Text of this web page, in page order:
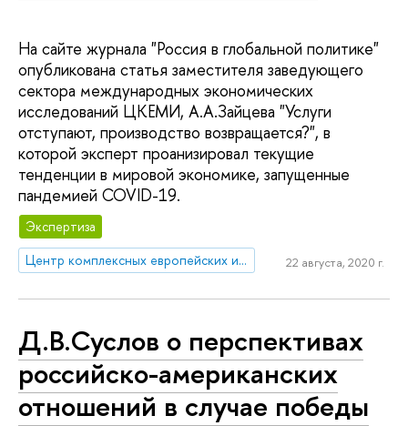
На сайте журнала "Россия в глобальной политике"
опубликована статья заместителя заведующего
сектора международных экономических
исследований ЦКЕМИ, А.А.Зайцева "Услуги
отступают, производство возвращается?", в
которой эксперт проанизировал текущие
тенденции в мировой экономике, запущенные
пандемией COVID-19.
Экспертиза
Центр комплексных европейских и международных исследований (ЦКЕМИ)
22 августа, 2020 г.
Д.В.Суслов о перспективах
российско-американских
отношений в случае победы